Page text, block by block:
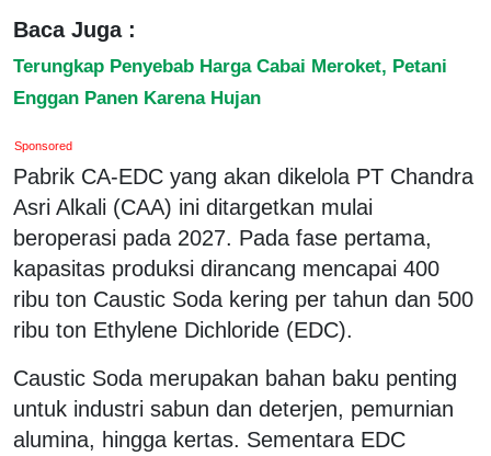
Baca Juga :
Terungkap Penyebab Harga Cabai Meroket, Petani
Enggan Panen Karena Hujan
Sponsored
Pabrik CA-EDC yang akan dikelola PT Chandra
Asri Alkali (CAA) ini ditargetkan mulai
beroperasi pada 2027. Pada fase pertama,
kapasitas produksi dirancang mencapai 400
ribu ton Caustic Soda kering per tahun dan 500
ribu ton Ethylene Dichloride (EDC).
Caustic Soda merupakan bahan baku penting
untuk industri sabun dan deterjen, pemurnian
alumina, hingga kertas. Sementara EDC